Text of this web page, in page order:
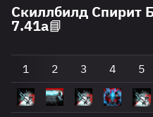
Скиллбилд Спирит
7.41a📘
1 2 3 4 5